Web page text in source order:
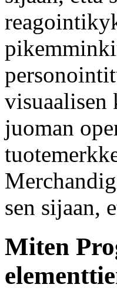
visuaalisen
juoman
sen sijaan,
Miten